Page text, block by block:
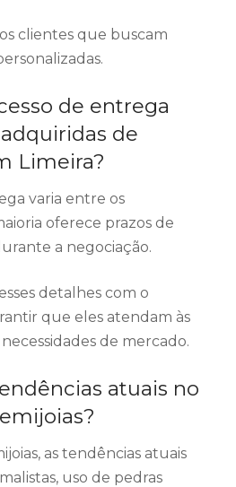
clientes que buscam
de entrega
de
Limeira?
varia entre os
oferece prazos de
a negociação.
detalhes com o
que eles atendam às
de mercado.
atuais no
as tendências atuais
uso de pedras